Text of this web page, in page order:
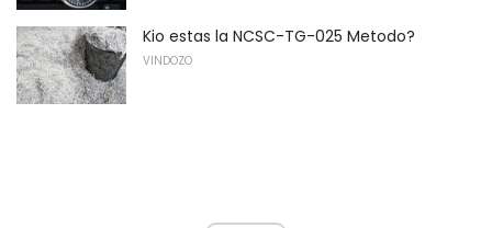
Kio estas la NCSC-TG-025 Metodo?
VINDOZO